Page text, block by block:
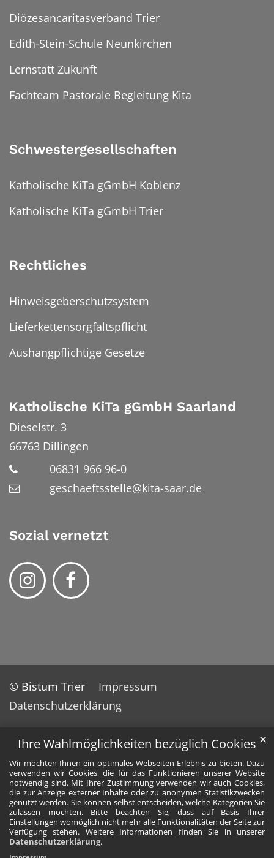
Ihre Wahlmöglichkeiten bezüglich Cookies
Wir möchten Ihnen ein optimales Webseiten-Erlebnis zu bieten. Dazu
verwenden wir Cookies, die für das Funktionieren unserer Website
notwendig sind. Mit Ihrer Zustimmung verwenden wir auch Cookies,
die zur Anzeige externer Inhalte oder zu anonymen Statistikzwecken
genutzt werden. Sie können selbst entscheiden, welche Kategorien Sie
zulassen möchten. Bitte beachten Sie, dass auf Basis Ihrer
Einstellungen womöglich nicht mehr alle Funktionalitäten der Seite zur
Verfügung stehen. Weitere Informationen finden Sie in unserer
Datenschutzerklärung.
✕
Diözesancaritasverband Trier
Edith-Stein-Schule Neunkirchen
Lernstatt Zukunft
Fachteam Pastorale Begleitung Kita
Schwestergesellschaften
Katholische KiTa gGmbH Koblenz
Katholische KiTa gGmbH Trier
Rechtliches
Hinweisgeberschutzsystem
Lieferkettensorgfaltspflicht
Aushangpflichtige Gesetze
Katholische KiTa gGmbH Saarland
Dieselstr. 3
66763 Dillingen
06831 966 96-0
geschaeftsstelle@kita-saar.de
Sozial vernetzt
© Bistum Trier
Impressum
Datenschutzerklärung